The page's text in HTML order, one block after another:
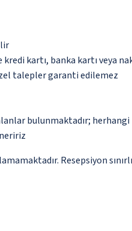
kartı, banka kartı veya
talepler garanti edilemez
bulunmaktadır; herhangi
Resepsiyon